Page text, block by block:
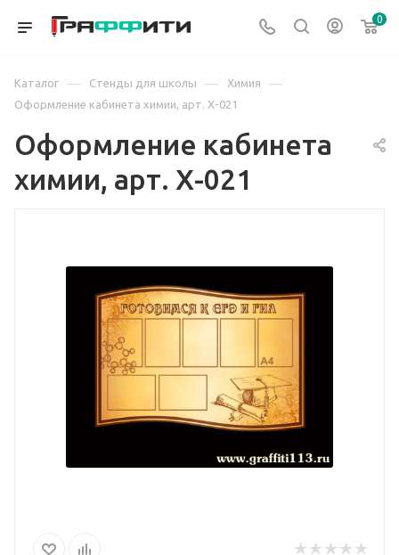
0
Каталог — Стенды для школы — Химия —
Оформление кабинета химии, арт. Х-021
Оформление кабинета
химии, арт. Х-021